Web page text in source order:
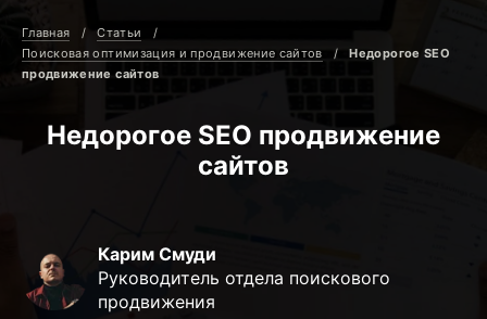
Нижний Новгород
Тамбов
Воронеж
Самара
Ростов-на-Дону
Главная
Статьи
Поисковая оптимизация и продвижение сайтов
Недорогое SEO
продвижение сайтов
Недорогое SEO продвижение
сайтов
Карим Смуди
Руководитель отдела поискового
продвижения